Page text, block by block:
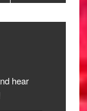
hear